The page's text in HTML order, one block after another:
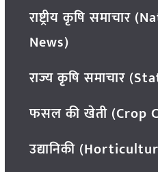
राष्ट्रीय कृषि
News)
राज्य कृषि समाचार
फसल की खेती (Crop
उद्यानिकी